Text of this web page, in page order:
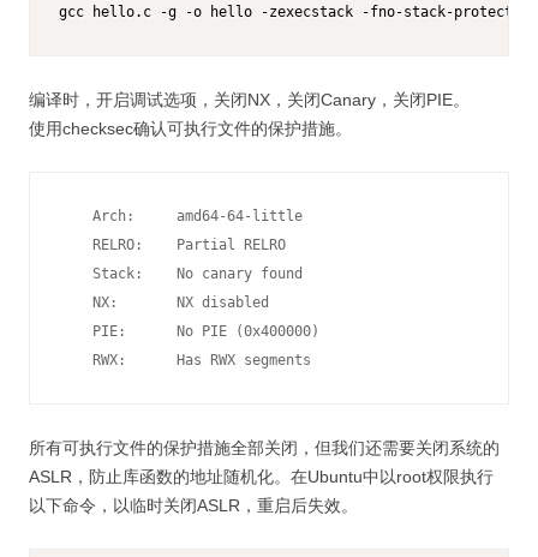
gcc hello.c -g -o hello -zexecstack -fno-stack-protector
编译时，开启调试选项，关闭NX，关闭Canary，关闭PIE。
使用checksec确认可执行文件的保护措施。
    Arch:     amd64-64-little
    RELRO:    Partial RELRO
    Stack:    No canary found
    NX:       NX disabled
    PIE:      No PIE (0x400000)
    RWX:      Has RWX segments
所有可执行文件的保护措施全部关闭，但我们还需要关闭系统的
ASLR，防止库函数的地址随机化。在Ubuntu中以root权限执行
以下命令，以临时关闭ASLR，重启后失效。